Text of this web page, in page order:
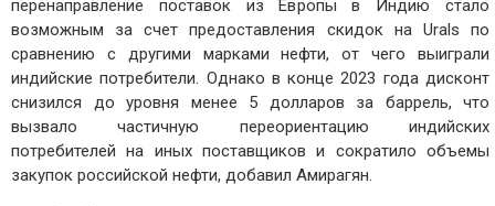
перенаправление поставок из Европы в Индию стало
возможным за счет предоставления скидок на Urals по
сравнению с другими марками нефти, от чего выиграли
индийские потребители. Однако в конце 2023 года дисконт
снизился до уровня менее 5 долларов за баррель, что
вызвало частичную переориентацию индийских
потребителей на иных поставщиков и сократило объемы
закупок российской нефти, добавил Амирагян.